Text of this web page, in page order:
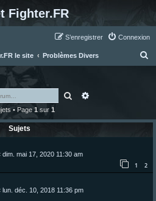
Fighter.FR
Connexion
S’enregistrer
le site Problèmes Divers
e
Rechercher
• Page 1 sur 1
Sujets
dim. mai 17, 2020 11:30 am
1 2
lun. déc. 10, 2018 11:36 pm